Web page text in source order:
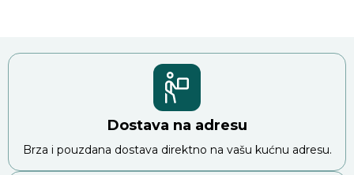
Dostava na adresu
Brza i pouzdana dostava direktno na vašu kućnu adresu.